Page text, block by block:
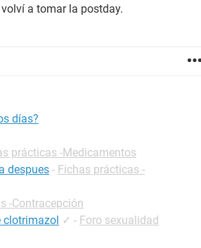
a tomar la postday.
días?
prácticas -Medicamentos
despues - Fichas prácticas -
-Contracepción
clotrimazol ✓ - Foro sexualidad